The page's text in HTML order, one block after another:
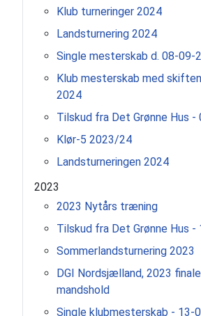
Klub turneringer 2024
Landsturnering 2024
Single mesterskab d. 08-09-
Klub mesterskab med
2024
Tilskud fra Det Grønne Hus -
Klør-5 2023/24
Landsturneringen 2024
2023
2023 Nytårs træning
Tilskud fra Det Grønne Hus -
Sommerlandsturnering 2023
DGI Nordsjælland, 2023
mandshold
Single klubmesterskab - 13-